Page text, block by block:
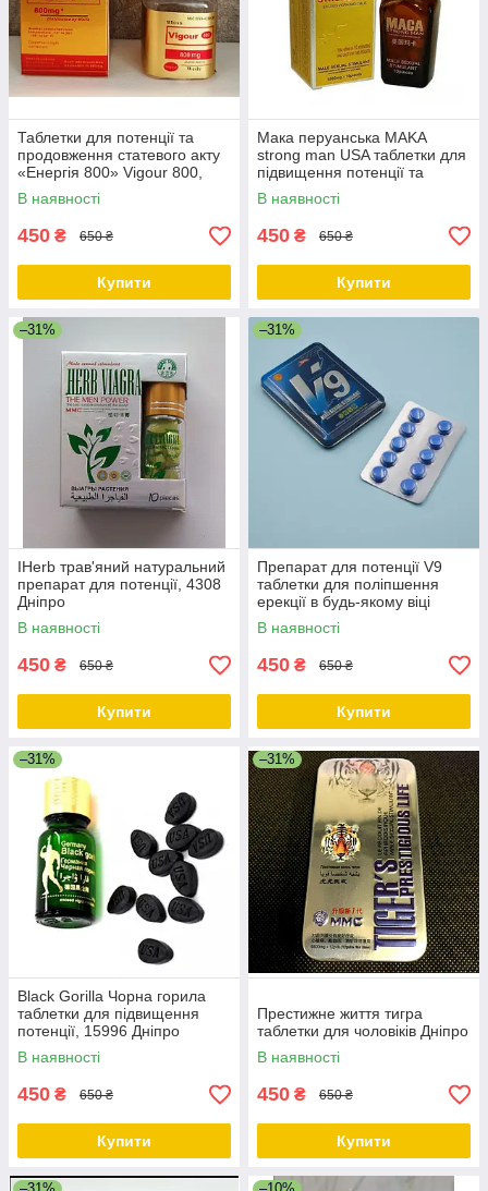
Таблетки для потенції та
продовження статевого акту
«Енергія 800» Vigour 800,
1128 Черкаси, Полтава,
Запоріжжя, Дніпро
В наявності
450 ₴ 650 ₴
Купити
Мака перуанська MAKA
strong man USA таблетки для
підвищення потенції та
витривалості, 1129 Дніпро
В наявності
450 ₴ 650 ₴
Купити
–31%
IHerb трав'яний натуральний
препарат для потенції, 4308
Дніпро
В наявності
450 ₴ 650 ₴
Купити
–31%
Препарат для потенції V9
таблетки для поліпшення
ерекції в будь-якому віці
14774 Черкаси, Полтава,
Запоріжжя, Дніпро
В наявності
450 ₴ 650 ₴
Купити
–31%
Black Gorilla Чорна горила
таблетки для підвищення
потенції, 15996 Дніпро
В наявності
450 ₴ 650 ₴
Купити
–31%
Престижне життя тигра
таблетки для чоловіків Дніпро
В наявності
450 ₴ 650 ₴
Купити